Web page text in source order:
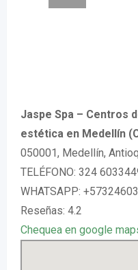
Jaspe Spa – Centros
estética en Medellín
050001, Medellín,
TELÉFONO: 324
WHATSAPP:
Reseñas: 4.2
Chequea en google